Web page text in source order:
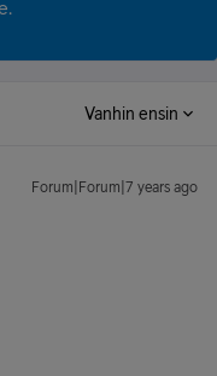
Vanhin ensin
Forum|Forum|7 years ago